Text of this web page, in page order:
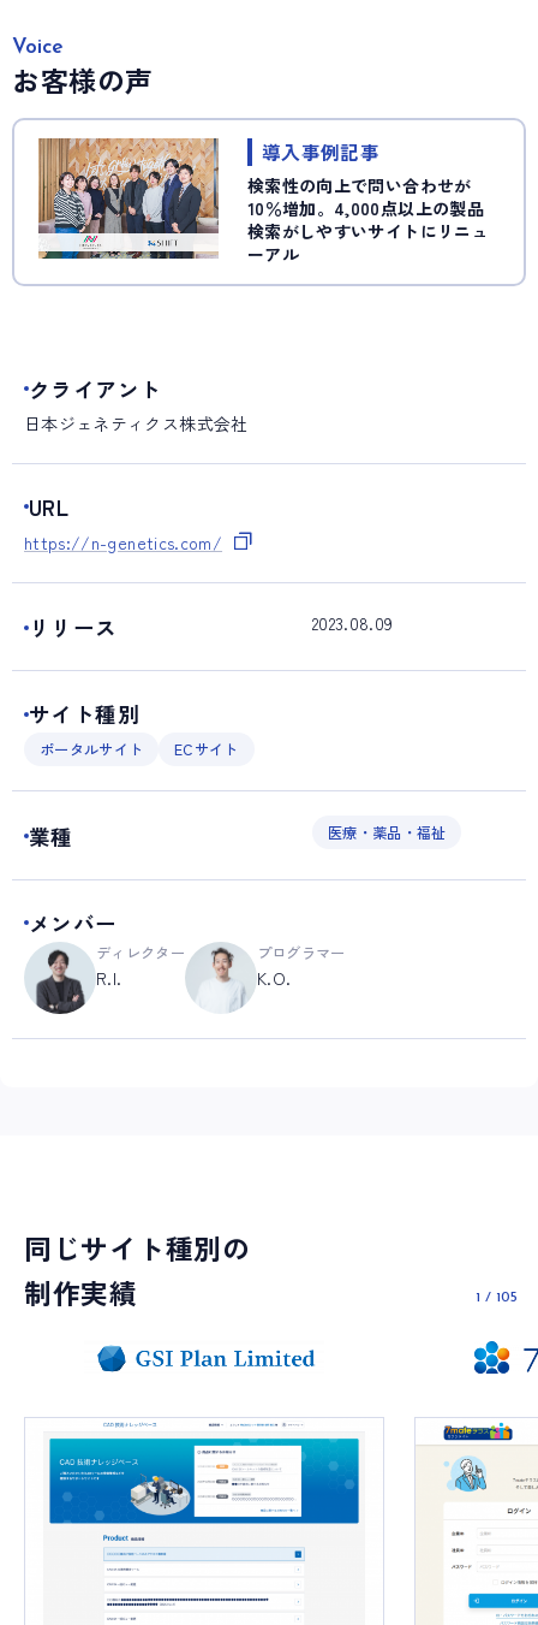
Voice
お客様の声
導入事例記事
検索性の向上で問い合わせが
10％増加。4,000点以上の製品
検索がしやすいサイトにリニュ
ーアル
クライアント
日本ジェネティクス株式会社
URL
https://n-genetics.com/
リリース 2023.08.09
サイト種別
ポータルサイト ECサイト
業種 医療・薬品・福祉
メンバー
ディレクター
R.I.
プログラマー
K.O.
同じサイト種別の
制作実績
1 / 105